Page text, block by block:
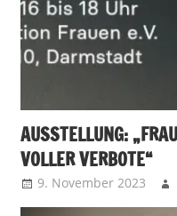
AUSSTELLUNG:
VOLLER VERBOTE“
9. November 2023